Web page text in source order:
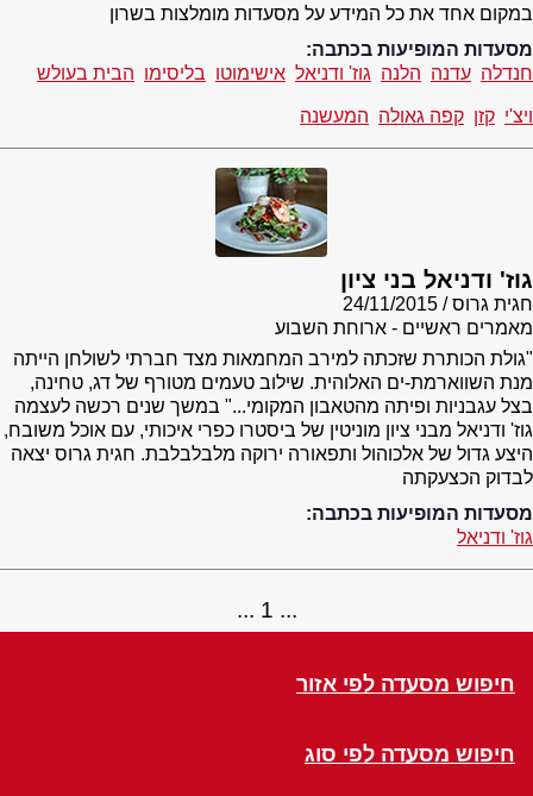
במקום אחד את כל המידע על מסעדות מומלצות בשרון
מסעדות המופיעות בכתבה:
חנדלה עדנה הלנה גוז' ודניאל אישימוטו בליסימו הבית בעולש
ויצ'י קזן קפה גאולה המעשנה
גוז' ודניאל בני ציון
חגית גרוס
24/11/2015
מאמרים ראשיים - ארוחת השבוע
"גולת הכותרת שזכתה למירב המחמאות מצד חברתי לשולחן הייתה
מנת השווארמת-ים האלוהית. שילוב טעמים מטורף של דג, טחינה,
בצל עגבניות ופיתה מהטאבון המקומי..." במשך שנים רכשה לעצמה
גוז' ודניאל מבני ציון מוניטין של ביסטרו כפרי איכותי, עם אוכל משובח,
היצע גדול של אלכוהול ותפאורה ירוקה מלבלבלבת. חגית גרוס יצאה
לבדוק הכצעקתה
מסעדות המופיעות בכתבה:
גוז' ודניאל
1
חיפוש מסעדה לפי אזור
חיפוש מסעדה לפי סוג